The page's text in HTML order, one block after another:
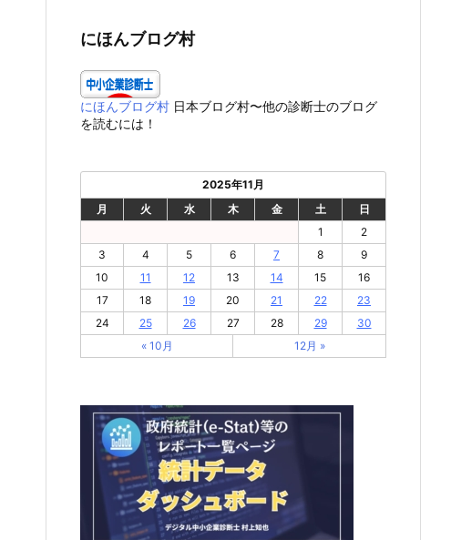
ー
にほんブログ村
にほんブログ村 日本ブログ村〜他の診断士のブログ
を読むには！
2025年11月
月
火 水 木 金 土
日
1
2
3
4 5 6 7 8
9
10
11 12 13 14 15
16
17
18 19 20 21 22
23
24
25 26 27 28 29
30
« 10月
12月 »